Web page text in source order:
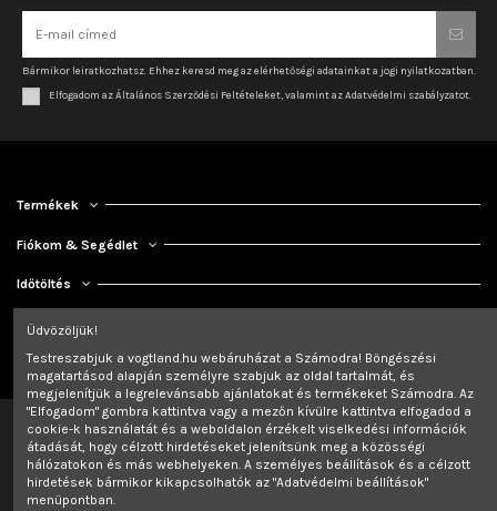
Bármikor leiratkozhatsz. Ehhez keresd meg az elérhetőségi adatainkat a jogi nyilatkozatban.
Elfogadom az Általános Szerződési Feltételeket, valamint az Adatvédelmi szabályzatot.
Termékek
Fiókom & Segédlet
Időtöltés
Kapcsolat
Üdvözöljük!
Testreszabjuk a vogtland.hu webáruházat a Számodra! Böngészési
magatartásod alapján személyre szabjuk az oldal tartalmát, és
megjelenítjük a legrelevánsabb ajánlatokat és termékeket Számodra. Az
"Elfogadom" gombra kattintva vagy a mezőn kívülre kattintva elfogadod a
cookie-k használatát és a weboldalon érzékelt viselkedési információk
átadását, hogy célzott hirdetéseket jelenítsünk meg a közösségi
hálózatokon és más webhelyeken. A személyes beállítások és a célzott
hirdetések bármikor kikapcsolhatók az "Adatvédelmi beállítások"
menüpontban.